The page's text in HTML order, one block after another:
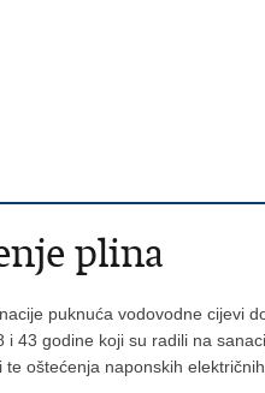
plina
puknuća vodovodne cijevi
godine koji su radili na
oštećenja naponskih